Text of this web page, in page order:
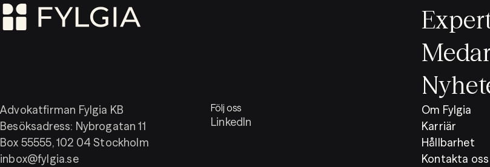
Advokatfirman Fylgia KB
Besöksadress: Nybrogatan 11
Box 55555, 102 04 Stockholm
inbox@fylgia.se
Följ oss
LinkedIn
Om Fylgia
Karriär
Hållbarhet
Kontakta oss